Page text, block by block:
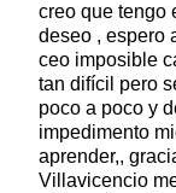
creo que tengo
deseo , espero
ceo imposible
tan difícil pero
poco a poco y
impedimento
aprender,,
Villavicencio